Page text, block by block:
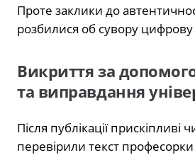
Проте заклики до
розбилися об сувору цифрову
Викриття за
та виправдання
Після публікації прискіпливі
перевірили текст